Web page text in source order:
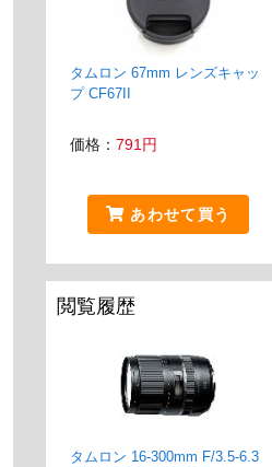
タムロン 67mm レンズキャッ
プ CF67II
価格： 791円
あわせて買う
閲覧履歴
タムロン 16-300mm F/3.5-6.3